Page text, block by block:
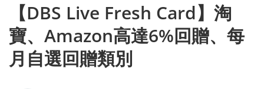
【DBS Live Fresh Card】淘
寶、Amazon高達6%回贈、每
月自選回贈類別